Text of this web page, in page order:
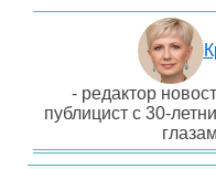
- редактор
публицист с 30-